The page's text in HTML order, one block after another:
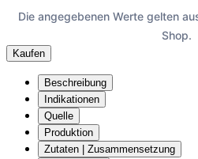
Die angegebenen Werte gelten
Shop.
Kaufen
Beschreibung
Indikationen
Quelle
Produktion
Zutaten | Zusammensetzung